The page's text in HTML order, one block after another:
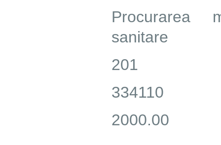
Procurarea
sanitare
201
334110
2000.00